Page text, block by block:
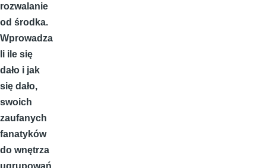
rozwalanie
od środka.
Wprowadza
li ile się
dało i jak
się dało,
swoich
zaufanych
fanatyków
do wnętrza
ugrupowań